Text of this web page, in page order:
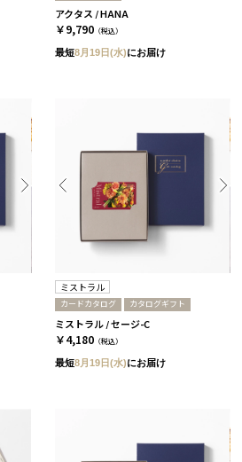
アクタス / HANA
￥9,790 （税込）
最短8月19日(水)にお届け
ミストラル
カードカタログ カタログギフト
ミストラル / セージ-C
￥4,180 （税込）
最短8月19日(水)にお届け